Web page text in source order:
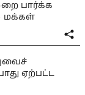
பார்க்க
மக்கள்
ஏற்பட்ட